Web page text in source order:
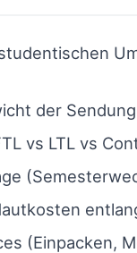
der Sendung
vs LTL vs
(Einpacken,